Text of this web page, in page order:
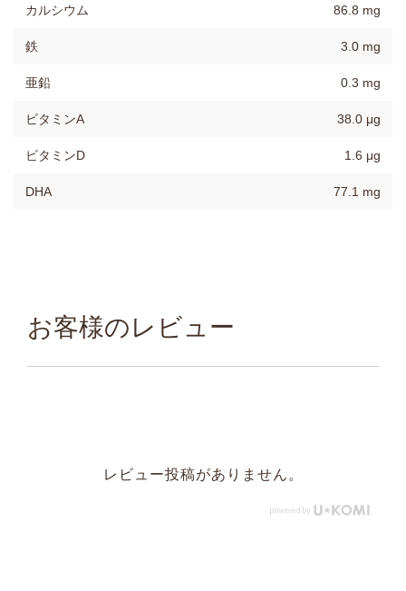
カルシウム 86.8 mg
鉄 3.0 mg
亜鉛 0.3 mg
ビタミンA 38.0 μg
ビタミンD 1.6 μg
DHA 77.1 mg
お客様のレビュー
レビュー投稿がありません。